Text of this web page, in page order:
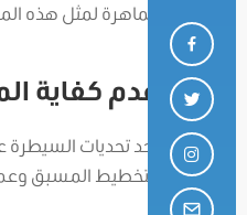
الماهرة لمثل هذه
عدم كفاية
أحد تحديات
التخطيط المسبق